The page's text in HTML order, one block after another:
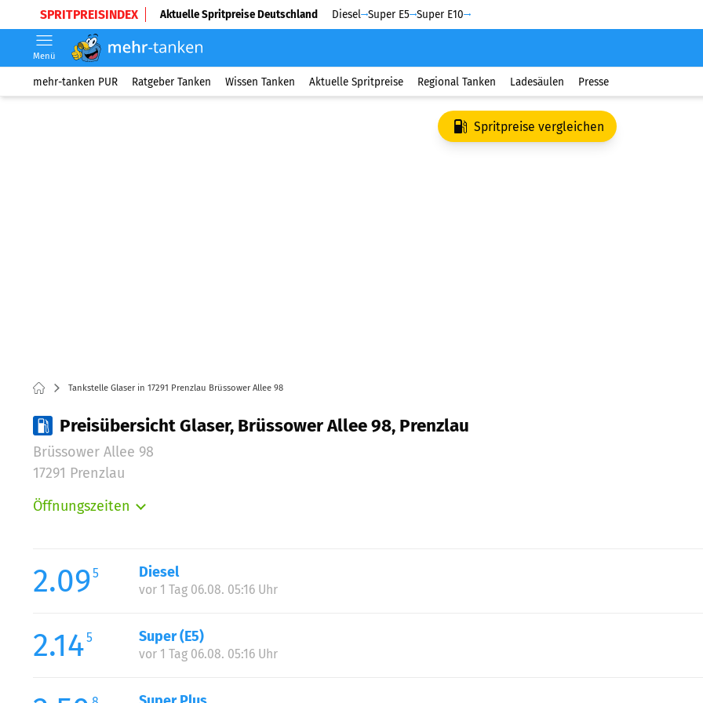
SPRITPREISINDEX Aktuelle Spritpreise Deutschland Diesel Super E5 Super E10
Menü
mehr-tanken PUR Ratgeber Tanken Wissen Tanken Aktuelle Spritpreise Regional Tanken Ladesäulen Presse
Spritpreise vergleichen
Tankstelle Glaser in 17291 Prenzlau Brüssower Allee 98
Preisübersicht Glaser, Brüssower Allee 98, Prenzlau
Brüssower Allee 98
17291 Prenzlau
Öffnungszeiten
Mittwoch:
Donnerstag:
Samstag:
Sonntag:
2.095 Diesel
vor 1 Tag 06.08. 05:16 Uhr
2.145 Super (E5)
vor 1 Tag 06.08. 05:16 Uhr